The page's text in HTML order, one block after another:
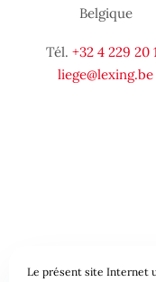
Belgique
Tél. +32 4 229 20
liege@lexing.be
Le présent site Internet